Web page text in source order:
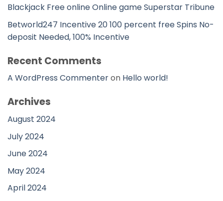
Blackjack Free online Online game Superstar Tribune
Betworld247 Incentive 20 100 percent free Spins No-
deposit Needed, 100% Incentive
Recent Comments
A WordPress Commenteron Hello world!
Archives
August 2024
July 2024
June 2024
May 2024
April 2024